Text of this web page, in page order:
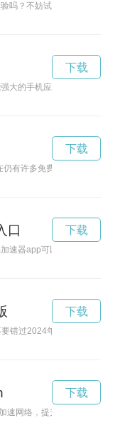
吗？不妨试试picacg加速
大的手机应用，能够帮助
下载
有许多免费的VP服务可供
下载
口
速器app可以帮助你实现
下载
错过2024年佛跳墙VP官方
下载
速网络，提升上网体验。
下载